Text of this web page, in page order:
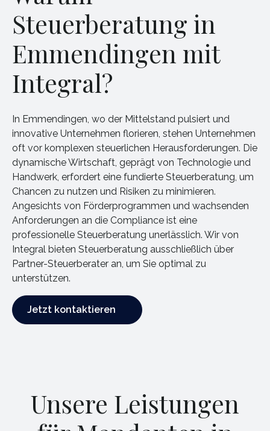
Steuerberatung in
Emmendingen mit
Integral?
In Emmendingen, wo der Mittelstand pulsiert und
innovative Unternehmen florieren, stehen Unternehmen
oft vor komplexen steuerlichen Herausforderungen. Die
dynamische Wirtschaft, geprägt von Technologie und
Handwerk, erfordert eine fundierte Steuerberatung, um
Chancen zu nutzen und Risiken zu minimieren.
Angesichts von Förderprogrammen und wachsenden
Anforderungen an die Compliance ist eine
professionelle Steuerberatung unerlässlich. Wir von
Integral bieten Steuerberatung ausschließlich über
Partner-Steuerberater an, um Sie optimal zu
unterstützen.
Jetzt kontaktieren
Jetzt kontaktieren
Unsere Leistungen